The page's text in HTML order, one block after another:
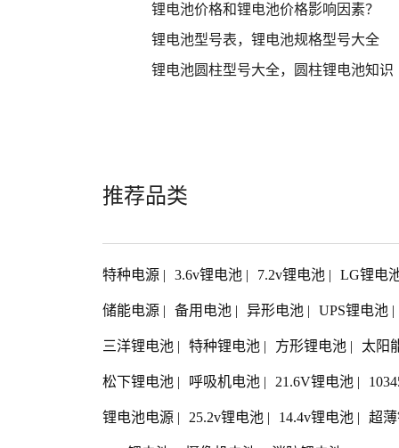
锂电池价格和锂电池价格影响因素？
锂电池型号表，锂电池规格型号大全
锂电池圆柱型号大全，圆柱锂电池知识
推荐品类
特种电源 | 3.6v锂电池 | 7.2v锂电池 | LG锂电
储能电源 | 备用电池 | 异形电池 | UPS锂电池 |
三洋锂电池 | 特种锂电池 | 方形锂电池 | 太阳
松下锂电池 | 呼吸机电池 | 21.6V锂电池 |
锂电池电源 | 25.2v锂电池 | 14.4v锂电池 | 超